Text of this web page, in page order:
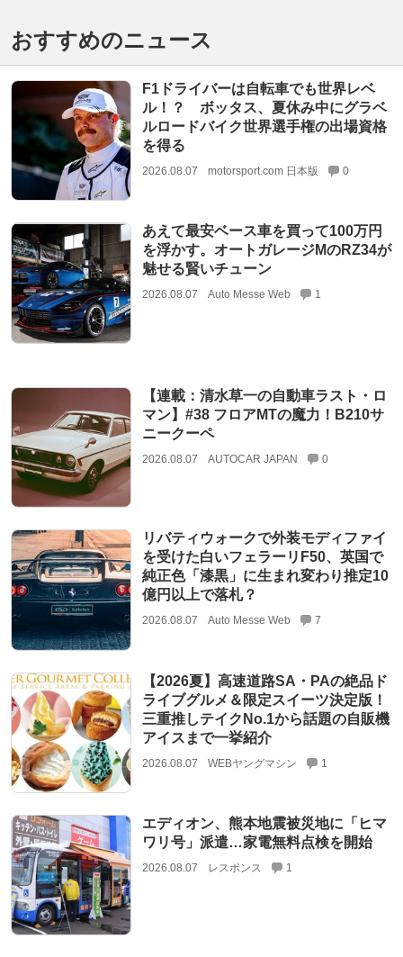
おすすめのニュース
F1ドライバーは自転車でも世界レベ
ル！？ ボッタス、夏休み中にグラベ
ルロードバイク世界選手権の出場資格
を得る
2026.08.07 motorsport.com 日本版 0
あえて最安ベース車を買って100万円
を浮かす。オートガレージMのRZ34が
魅せる賢いチューン
2026.08.07 Auto Messe Web 1
【連載：清水草一の自動車ラスト・ロ
マン】#38 フロアMTの魔力！B210サ
ニークーペ
2026.08.07 AUTOCAR JAPAN 0
リバティウォークで外装モディファイ
を受けた白いフェラーリF50、英国で
純正色「漆黒」に生まれ変わり推定10
億円以上で落札？
2026.08.07 Auto Messe Web 7
【2026夏】高速道路SA・PAの絶品ド
ライブグルメ＆限定スイーツ決定版！
三重推しテイクNo.1から話題の自販機
アイスまで一挙紹介
2026.08.07 WEBヤングマシン 1
エディオン、熊本地震被災地に「ヒマ
ワリ号」派遣…家電無料点検を開始
2026.08.07 レスポンス 1